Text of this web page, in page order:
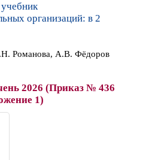
организаций: в 2
Романова, А.В. Фёдоров
2026 (Приказ № 436
1)